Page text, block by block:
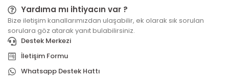
Yardıma mı ihtiyacın var ?
Bize iletişim kanallarımızdan ulaşabilir, ek olarak sık sorulan
sorulara göz atarak yanıt bulabilirsiniz.
Destek Merkezi
İletişim Formu
Whatsapp Destek Hattı